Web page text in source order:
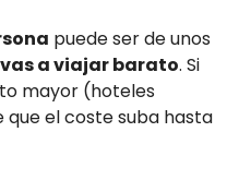
puede ser de unos
a viajar barato. Si
mayor (hoteles
que el coste suba hasta